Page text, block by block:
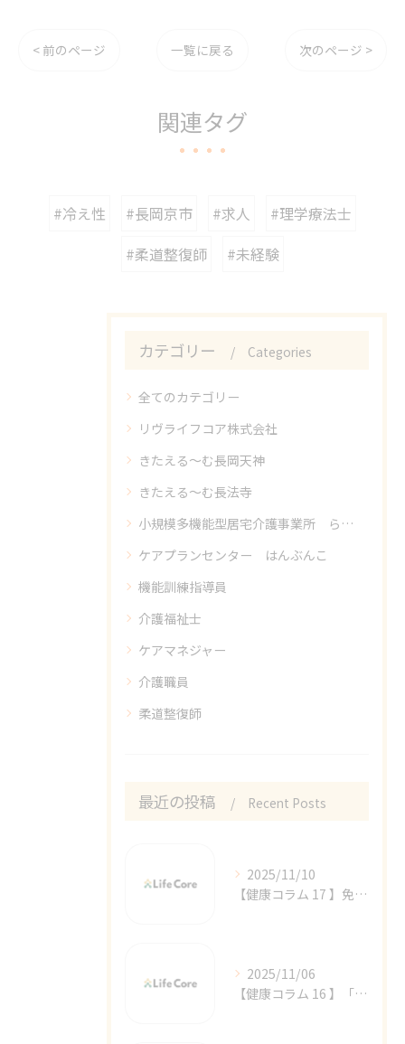
< 前のページ 一覧に戻る 次のページ >
関連タグ
#冷え性 #長岡京市 #求人
#理学療法士
#柔道整復師
#未経験
カテゴリー Categories
全てのカテゴリー
リヴライフコア株式会社
きたえる～む長岡天神
きたえる～む長法寺
小規模多機能型居宅介護事業所 らしく
ケアプランセンター はんぶんこ
機能訓練指導員
介護福祉士
ケアマネジャー
介護職員
柔道整復師
最近の投稿 Recent Posts
2025/11/10
【健康コラム 17 】免疫力アップで感染症予防！体を守る力を高める毎日の習慣
2025/11/06
【健康コラム 16 】「体のめぐり」を整えて、ポカポカを取り戻そう!